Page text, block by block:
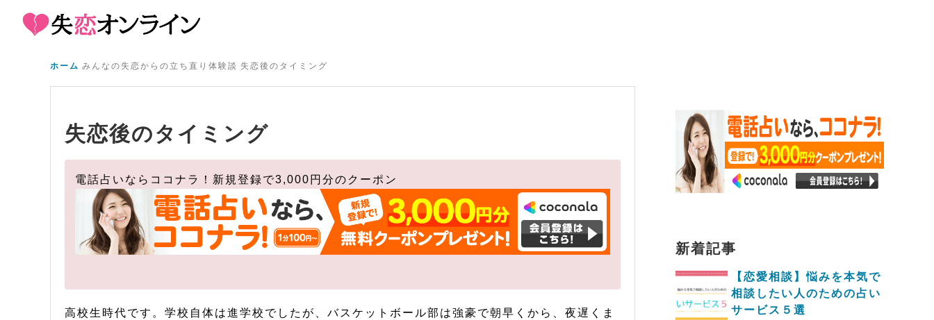
ホーム みんなの失恋からの立ち直り体験談 失恋後のタイミング
失恋後のタイミング
電話占いならココナラ！新規登録で3,000円分のクーポン
高校生時代です。学校自体は進学校でしたが、バスケットボール部は強豪で朝早くから、夜遅くま
新着記事
【恋愛相談】悩みを本気で
相談したい人のための占い
サービス５選